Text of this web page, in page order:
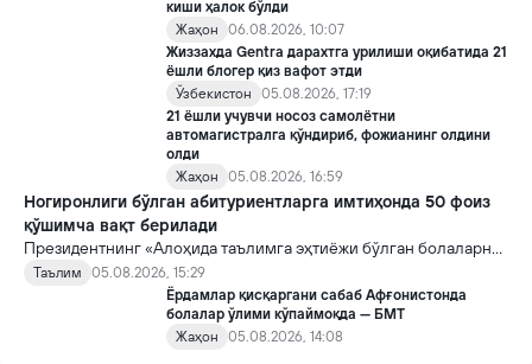
киши ҳалок бўлди
Жаҳон
06.08.2026, 10:07
Жиззахда Gentra дарахтга урилиши оқибатида 21
ёшли блогер қиз вафот этди
Ўзбекистон
05.08.2026, 17:19
21 ёшли учувчи носоз самолётни
автомагистралга қўндириб, фожианинг олдини
олди
Жаҳон
05.08.2026, 16:59
Ногиронлиги бўлган абитуриентларга имтиҳонда 50 фоиз
қўшимча вақт берилади
Президентнинг «Алоҳида таълимга эҳтиёжи бўлган болаларни
таълим ва ижтимоий хизматлар билан қамраб олиш тизимини
такомиллаштириш бўйича қўшимча чора-тадбирлар
тўғрисида»ги қарори билан инклюзив таълим соҳасида қатор
янги механизмлар жорий этилади.
Таълим
05.08.2026, 15:29
Ёрдамлар қисқаргани сабаб Афғонистонда
болалар ўлими кўпаймоқда — БМТ
Жаҳон
05.08.2026, 14:08